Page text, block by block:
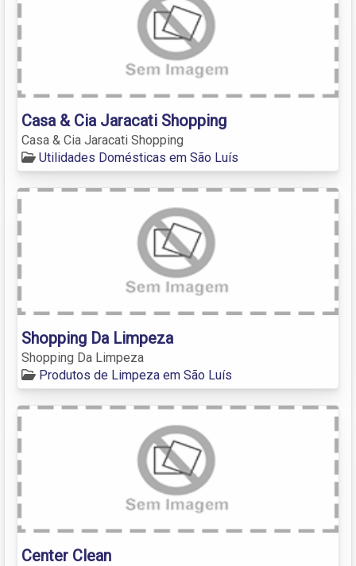
Casa & Cia Jaracati Shopping
Casa & Cia Jaracati Shopping
Utilidades Domésticas em São Luís
Shopping Da Limpeza
Shopping Da Limpeza
Produtos de Limpeza em São Luís
Center Clean